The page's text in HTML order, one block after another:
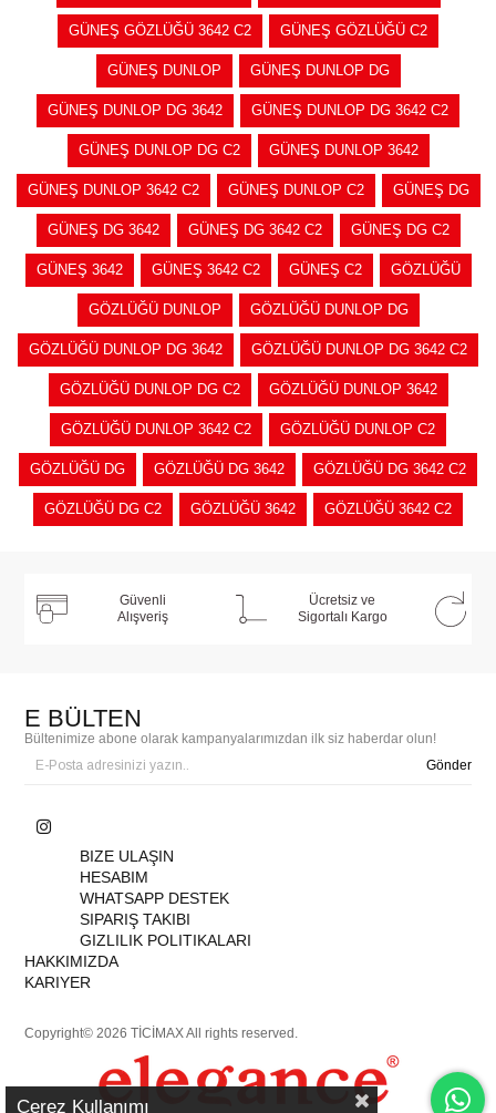
GÜNEŞ GÖZLÜĞÜ 3642 C2 GÜNEŞ GÖZLÜĞÜ C2
GÜNEŞ DUNLOP GÜNEŞ DUNLOP DG
GÜNEŞ DUNLOP DG 3642 GÜNEŞ DUNLOP DG 3642 C2
GÜNEŞ DUNLOP DG C2 GÜNEŞ DUNLOP 3642
GÜNEŞ DUNLOP 3642 C2 GÜNEŞ DUNLOP C2 GÜNEŞ DG
GÜNEŞ DG 3642 GÜNEŞ DG 3642 C2 GÜNEŞ DG C2
GÜNEŞ 3642 GÜNEŞ 3642 C2 GÜNEŞ C2 GÖZLÜĞÜ
GÖZLÜĞÜ DUNLOP GÖZLÜĞÜ DUNLOP DG
GÖZLÜĞÜ DUNLOP DG 3642 GÖZLÜĞÜ DUNLOP DG 3642 C2
GÖZLÜĞÜ DUNLOP DG C2 GÖZLÜĞÜ DUNLOP 3642
GÖZLÜĞÜ DUNLOP 3642 C2 GÖZLÜĞÜ DUNLOP C2
GÖZLÜĞÜ DG GÖZLÜĞÜ DG 3642 GÖZLÜĞÜ DG 3642 C2
GÖZLÜĞÜ DG C2 GÖZLÜĞÜ 3642 GÖZLÜĞÜ 3642 C2
Güvenli
Alışveriş
Ücretsiz ve
Sigortalı Kargo
E BÜLTEN
Bültenimize abone olarak kampanyalarımızdan ilk siz haberdar olun!
Gönder
BIZE ULAŞIN
HESABIM
WHATSAPP DESTEK
SIPARIŞ TAKIBI
GIZLILIK POLITIKALARI
HAKKIMIZDA
KARIYER
Copyright© 2026 TİCİMAX All rights reserved.
Çerez Kullanımı